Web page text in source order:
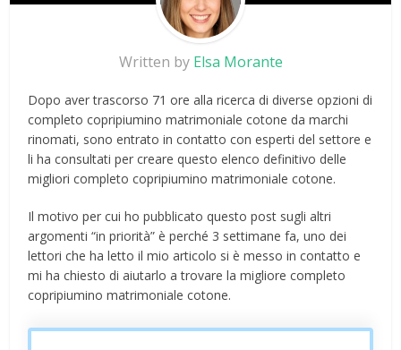
Written by Elsa Morante
Dopo aver trascorso 71 ore alla ricerca di diverse opzioni di
completo copripiumino matrimoniale cotone da marchi
rinomati, sono entrato in contatto con esperti del settore e
li ha consultati per creare questo elenco definitivo delle
migliori completo copripiumino matrimoniale cotone.
Il motivo per cui ho pubblicato questo post sugli altri
argomenti “in priorità” è perché 3 settimane fa, uno dei
lettori che ha letto il mio articolo si è messo in contatto e
mi ha chiesto di aiutarlo a trovare la migliore completo
copripiumino matrimoniale cotone.